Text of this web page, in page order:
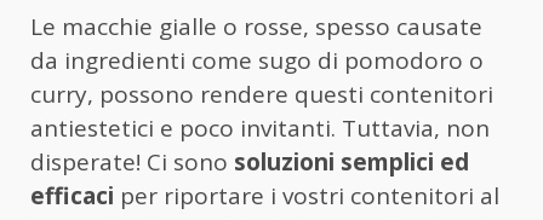
Le macchie gialle o rosse, spesso causate
da ingredienti come sugo di pomodoro o
curry, possono rendere questi contenitori
antiestetici e poco invitanti. Tuttavia, non
disperate! Ci sono soluzioni semplici ed
efficaci per riportare i vostri contenitori al